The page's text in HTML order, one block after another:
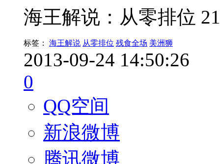
海王解说：从零排位
标签： 海王解说 从零排位 残食全场 美洲狮
2013-09-24 14:50:26
0
QQ空间
新浪微博
腾讯微博